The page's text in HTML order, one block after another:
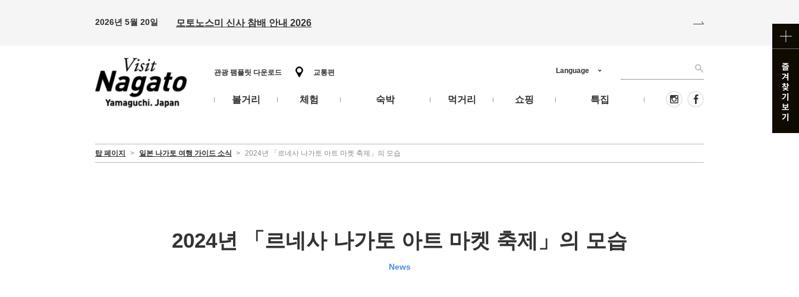
2026년 5월 20일 모토노스미 신사 참배 안내 2026
관광 팸플릿 다운로드 교통편
볼거리 체험 숙박 먹거리 쇼핑 특집
Language
탑 페이지 > 일본 나가토 여행 가이드 소식 > 2024년 「르네사 나가토 아트 마켓 축제」의 모습
2024년 「르네사 나가토 아트 마켓 축제」의 모습
News